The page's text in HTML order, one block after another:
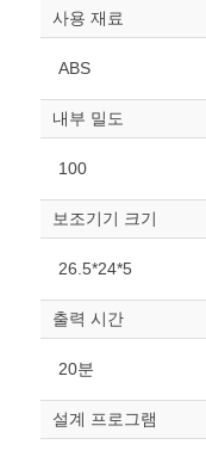
조정“ 버튼을 눌러주세
너비
높이
mm
사용 재료
ABS
내부 밀도
100
보조기기 크기
26.5*24*5
출력 시간
20분
설계 프로그램